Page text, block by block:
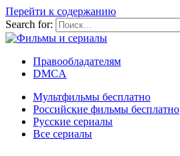
Перейти к содержанию
Search for:
Правообладателям
DMCA
Мультфильмы бесплатно
Российские фильмы бесплатно
Русские сериалы
Все сериалы